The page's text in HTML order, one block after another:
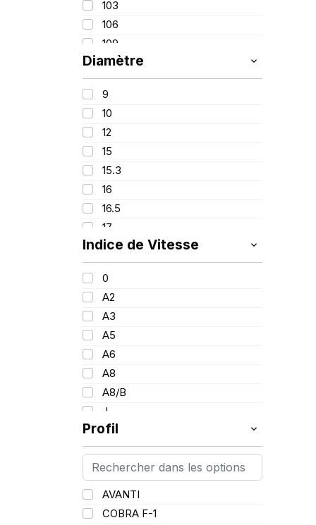
16.90
17.50
18.40
28X9
270
103
106
109
110
111
116
123
126/124
132
133/131
134
139
141
148/145
151
152
153
154
157
160
185
Diamètre
9
10
12
15
15.3
16
16.5
17
18
20
24
25
26
28
30
34
36
Indice de Vitesse
0
A2
A3
A5
A6
A8
A8/B
J
L
PR
Profil
AVANTI
COBRA F-1